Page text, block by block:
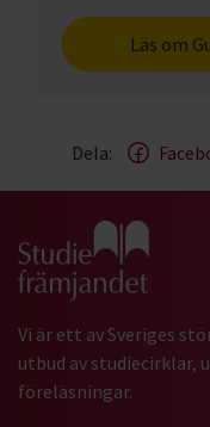
Läs om
Dela:
Gå till
Vi är ett av Sveriges
utbud av studiecirklar,
föreläsningar.